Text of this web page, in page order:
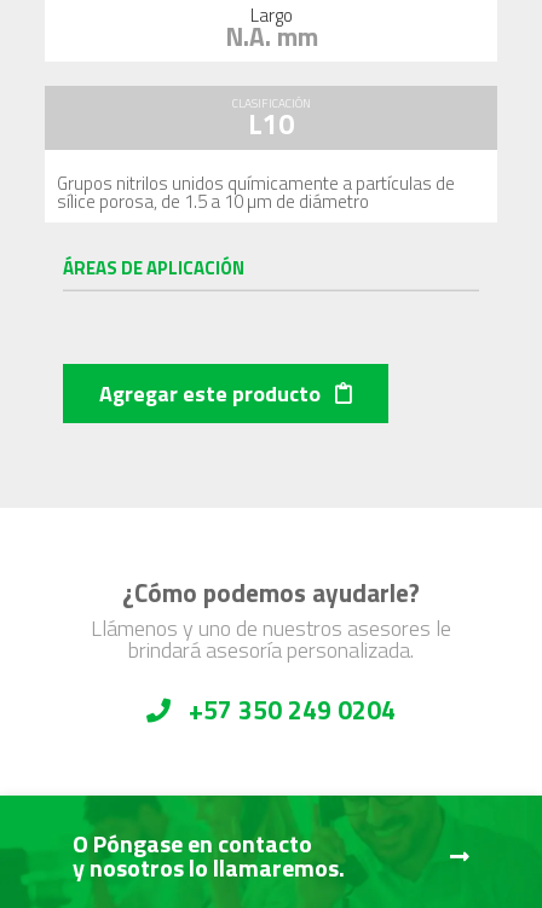
Largo
N.A. mm
CLASIFICACIÓN
L10
Grupos nitrilos unidos químicamente a partículas de
sílice porosa, de 1.5 a 10 µm de diámetro
ÁREAS DE APLICACIÓN
Agregar este producto
¿Cómo podemos ayudarle?
Llámenos y uno de nuestros asesores le
brindará asesoría personalizada.
+57 350 249 0204
O Póngase en contacto
y nosotros lo llamaremos.